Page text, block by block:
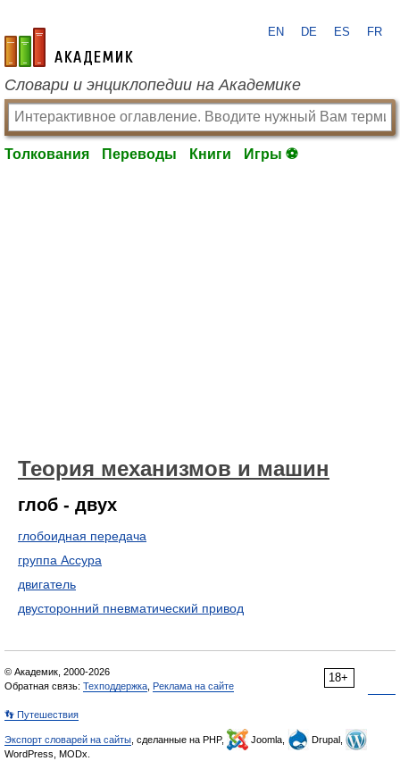
academic.ru
EN DE ES FR
Словари и энциклопедии на Академике
Толкования Переводы Книги Игры ⚽
Теория механизмов и машин
глоб - двух
глобоидная передача
группа Ассура
двигатель
двусторонний пневматический привод
18+
© Академик, 2000-2026
Обратная связь: Техподдержка Реклама на сайте
👣 Путешествия
Экспорт словарей на сайты , сделанные на PHP, Joomla,
Drupal,
WordPress, MODx.